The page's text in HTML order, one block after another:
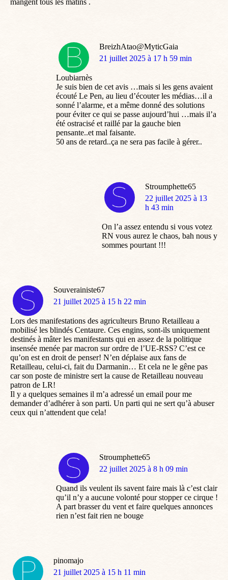
BreizhAtao@MyticGaia
dit
21 juillet 2025 à 17 h 59 min
Loubiarnès
Je suis bien de cet avis …mais si les gens avaient
écouté Le Pen, au lieu d’écouter les médias…il a
sonné l’alarme, et a même donné des solutions
pour éviter ce qui se passe aujourd’hui …mais il’a
été ostracisé et raillé par la gauche bien
pensante..et mal faisante.
50 ans de retard..ça ne sera pas facile à gérer..
Stroumphette65
dit
:
22 juillet 2025 à 13
h 43 min
On l’a assez entendu si vous votez
RN vous aurez le chaos, bah nous y
sommes pourtant !!!
Souverainiste67
dit
21 juillet 2025 à 15 h 22 min
Lors des manifestations des agriculteurs Bruno Retailleau a
mobilisé les blindés Centaure. Ces engins, sont-ils uniquement
destinés à mâter les manifestants qui en assez de la politique
insensée menée par macron sur ordre de l’UE-RSS? C’est ce
qu’on est en droit de penser! N’en déplaise aux fans de
Retailleau, celui-ci, fait du Darmanin… Et cela ne le gêne pas
car son poste de ministre sert la cause de Retailleau nouveau
patron de LR!
Il y a quelques semaines il m’a adressé un email pour me
demander d’adhérer à son parti. Un parti qui ne sert qu’à abuser
ceux qui n’attendent que cela!
Stroumphette65
dit
22 juillet 2025 à 8 h 09 min
Quand ils veulent ils savent faire mais là c’est clair
qu’il n’y a aucune volonté pour stopper ce cirque !
A part brasser du vent et faire quelques annonces
rien n’est fait rien ne bouge
pinomajo
dit
21 juillet 2025 à 15 h 11 min